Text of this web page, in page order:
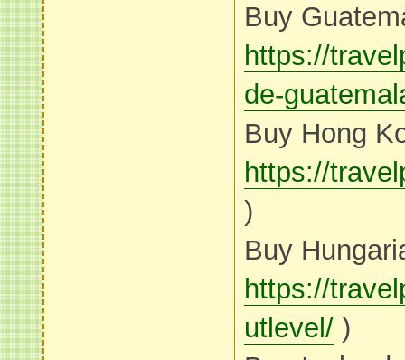
Buy
https://
de-
Buy Hong
https://
)
Buy
https://
utlevel/ )